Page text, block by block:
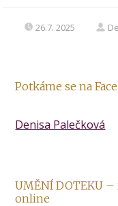
26.7. 2025
Potkáme se na
Denisa Palečková
UMĚNÍ DOTEKU
online